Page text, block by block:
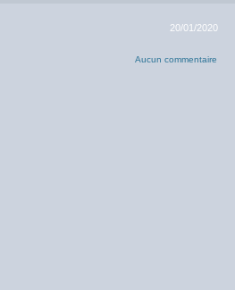
20/01/2020
Aucun commentaire